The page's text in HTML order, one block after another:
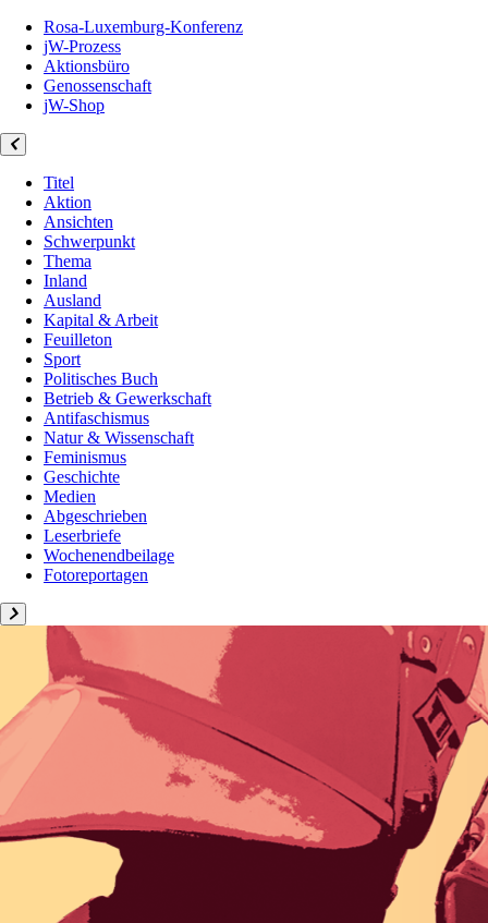
Rosa-Luxemburg-Konferenz
jW-Prozess
Aktionsbüro
Genossenschaft
jW-Shop
Titel
Aktion
Ansichten
Schwerpunkt
Thema
Inland
Ausland
Kapital & Arbeit
Feuilleton
Sport
Politisches Buch
Betrieb & Gewerkschaft
Antifaschismus
Natur & Wissenschaft
Feminismus
Geschichte
Medien
Abgeschrieben
Leserbriefe
Wochenendbeilage
Fotoreportagen